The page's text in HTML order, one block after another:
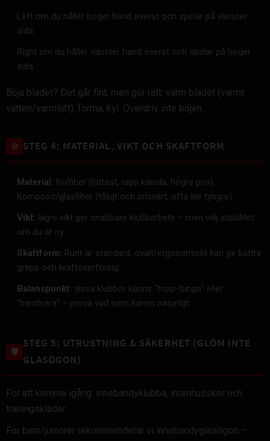
Left om du håller höger hand överst och spelar på vänster
sida.
Right om du håller vänster hand överst och spelar på höger
sida.
Böja bladet? Det går fint, men gör rätt: värm bladet (varmt
vatten/varmluft), forma, kyl. Överdriv inte böjen.
⚙️ STEG 4: MATERIAL, VIKT OCH SKAFTFORM
Material: Kolfiber (lättast, rapp känsla, högre pris).
Komposit/glasfiber (tåligt och prisvärt, ofta lite tyngre).
Vikt: lägre vikt ger snabbare klubbarbete – men välj stabilitet
om du är ny.
Skaftform: Runt är standard, ovalt/ergonomiskt kan ge bättre
grepp och kraftöverföring.
Balanspunkt: vissa klubbor känns "topp-tunga" eller
"handnära" – prova vad som känns naturligt.
🛡️
STEG 5: UTRUSTNING & SÄKERHET (GLÖM INTE
GLASÖGON)
För att komma igång: innebandyklubba, inomhusskor och
träningskläder.
För barn/juniorer rekommenderar vi innebandyglasögon –